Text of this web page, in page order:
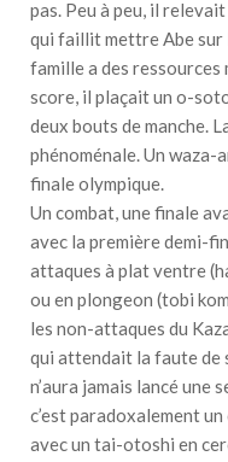
pas. Peu à peu, il
qui faillit mettre Abe sur
famille a des ressources
score, il plaçait un o-
deux bouts de manche.
phénoménale. Un waza-
finale olympique.
Un combat, une finale
avec la première demi-
attaques à plat ventre
ou en plongeon (tobi
les non-attaques du
qui attendait la faute de
n’aura jamais lancé
c’est paradoxalement
avec un tai-otoshi en